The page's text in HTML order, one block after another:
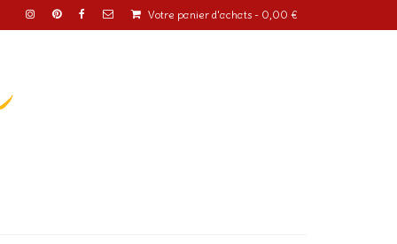
Votre panier d'achats - 0,00 €